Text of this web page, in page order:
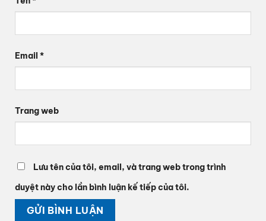
Email *
Trang web
Lưu tên của tôi, email, và trang web trong trình
duyệt này cho lần bình luận kế tiếp của tôi.